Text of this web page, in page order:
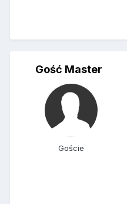
Gość Master
Goście